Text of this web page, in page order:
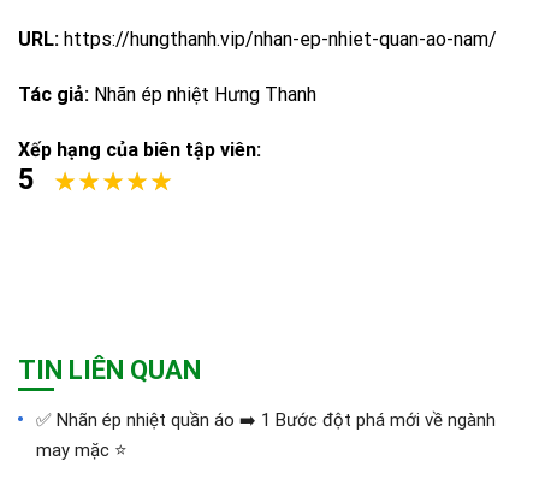
URL: https://hungthanh.vip/nhan-ep-nhiet-quan-ao-nam/
Tác giả: Nhãn ép nhiệt Hưng Thanh
Xếp hạng của biên tập viên:
5
TIN LIÊN QUAN
✅‪ Nhãn ép nhiệt quần áo ➡️ 1 Bước đột phá mới về ngành
may mặc ⭐️